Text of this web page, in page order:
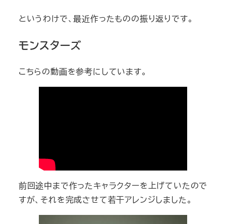
というわけで、最近作ったものの振り返りです。
モンスターズ
こちらの動画を参考にしています。
前回途中まで作ったキャラクターを上げていたので
すが、それを完成させて若干アレンジしました。